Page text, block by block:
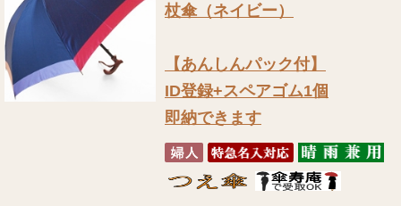
杖傘（ネイビー）
【あんしんパック付】
ID登録+スペアゴム1個
即納できます